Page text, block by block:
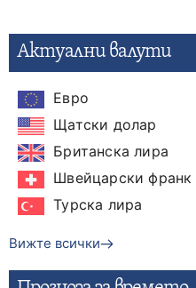
Актуални валути
Евро
Щатски долар
Британска лира
Швейцарски франк
Турска лира
Вижте всички